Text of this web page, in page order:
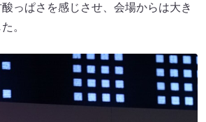
っぱさを感じさせ、会場からは大き
。